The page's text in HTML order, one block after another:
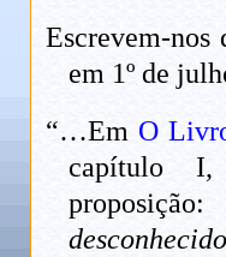
Escrevem-nos
em 1º de
“…Em O
capítulo